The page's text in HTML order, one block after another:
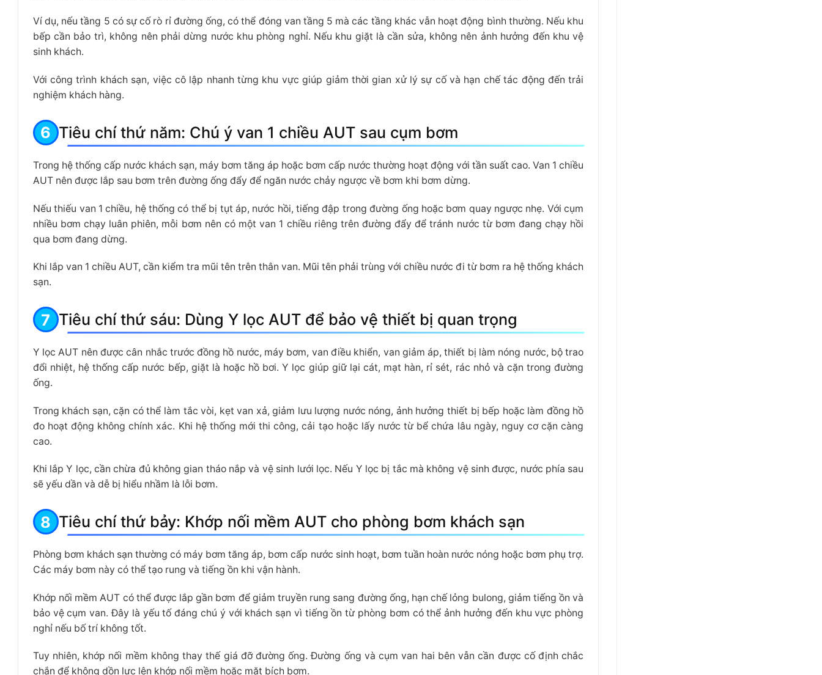
Ví dụ, nếu tầng 5 có sự cố rò rỉ đường ống, có thể đóng van tầng 5 mà các tầng khác vẫn hoạt động bình thường. Nếu khu
bếp cần bảo trì, không nên phải dừng nước khu phòng nghỉ. Nếu khu giặt là cần sửa, không nên ảnh hưởng đến khu vệ
sinh khách.
Với công trình khách sạn, việc cô lập nhanh từng khu vực giúp giảm thời gian xử lý sự cố và hạn chế tác động đến trải
nghiệm khách hàng.
Tiêu chí thứ năm: Chú ý van 1 chiều AUT sau cụm bơm
Trong hệ thống cấp nước khách sạn, máy bơm tăng áp hoặc bơm cấp nước thường hoạt động với tần suất cao. Van 1 chiều
AUT nên được lắp sau bơm trên đường ống đẩy để ngăn nước chảy ngược về bơm khi bơm dừng.
Nếu thiếu van 1 chiều, hệ thống có thể bị tụt áp, nước hồi, tiếng đập trong đường ống hoặc bơm quay ngược nhẹ. Với cụm
nhiều bơm chạy luân phiên, mỗi bơm nên có một van 1 chiều riêng trên đường đẩy để tránh nước từ bơm đang chạy hồi
qua bơm đang dừng.
Khi lắp van 1 chiều AUT, cần kiểm tra mũi tên trên thân van. Mũi tên phải trùng với chiều nước đi từ bơm ra hệ thống khách
sạn.
Tiêu chí thứ sáu: Dùng Y lọc AUT để bảo vệ thiết bị quan trọng
Y lọc AUT nên được cân nhắc trước đồng hồ nước, máy bơm, van điều khiển, van giảm áp, thiết bị làm nóng nước, bộ trao
đổi nhiệt, hệ thống cấp nước bếp, giặt là hoặc hồ bơi. Y lọc giúp giữ lại cát, mạt hàn, rỉ sét, rác nhỏ và cặn trong đường
ống.
Trong khách sạn, cặn có thể làm tắc vòi, kẹt van xả, giảm lưu lượng nước nóng, ảnh hưởng thiết bị bếp hoặc làm đồng hồ
đo hoạt động không chính xác. Khi hệ thống mới thi công, cải tạo hoặc lấy nước từ bể chứa lâu ngày, nguy cơ cặn càng
cao.
Khi lắp Y lọc, cần chừa đủ không gian tháo nắp và vệ sinh lưới lọc. Nếu Y lọc bị tắc mà không vệ sinh được, nước phía sau
sẽ yếu dần và dễ bị hiểu nhầm là lỗi bơm.
Tiêu chí thứ bảy: Khớp nối mềm AUT cho phòng bơm khách sạn
Phòng bơm khách sạn thường có máy bơm tăng áp, bơm cấp nước sinh hoạt, bơm tuần hoàn nước nóng hoặc bơm phụ trợ.
Các máy bơm này có thể tạo rung và tiếng ồn khi vận hành.
Khớp nối mềm AUT có thể được lắp gần bơm để giảm truyền rung sang đường ống, hạn chế lỏng bulong, giảm tiếng ồn và
bảo vệ cụm van. Đây là yếu tố đáng chú ý với khách sạn vì tiếng ồn từ phòng bơm có thể ảnh hưởng đến khu vực phòng
nghỉ nếu bố trí không tốt.
Tuy nhiên, khớp nối mềm không thay thế giá đỡ đường ống. Đường ống và cụm van hai bên vẫn cần được cố định chắc
chắn để không dồn lực lên khớp nối mềm hoặc mặt bích bơm.